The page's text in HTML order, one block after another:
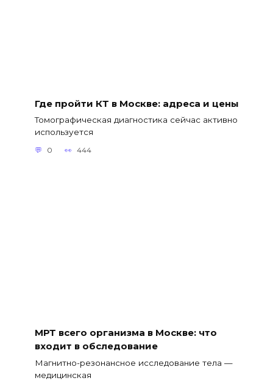
Где пройти КТ в Москве: адреса и цены
Томографическая диагностика сейчас активно
используется
0 444
МРТ всего организма в Москве: что
входит в обследование
Магнитно-резонансное исследование тела —
медицинская